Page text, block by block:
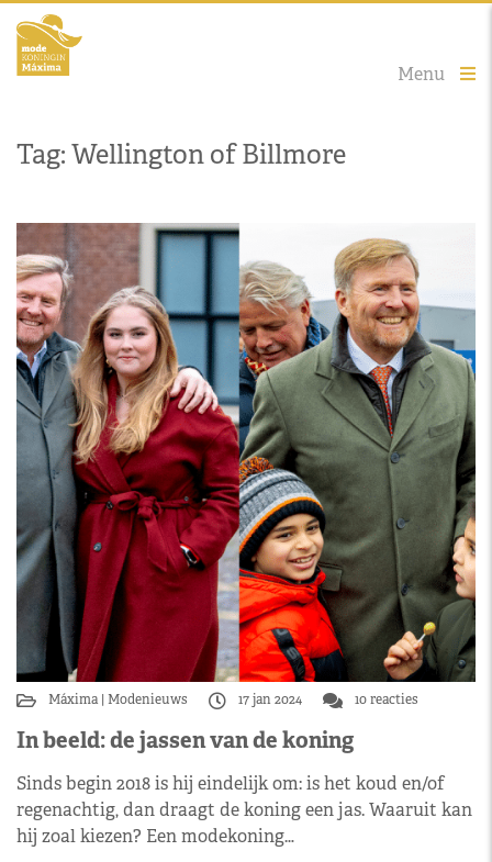
Menu
Tag: Wellington of Billmore
Máxima Modenieuws 17 jan 2024 10 reacties
In beeld: de jassen van de koning
Sinds begin 2018 is hij eindelijk om: is het koud en/of
regenachtig, dan draagt de koning een jas. Waaruit kan
hij zoal kiezen? Een modekoning…